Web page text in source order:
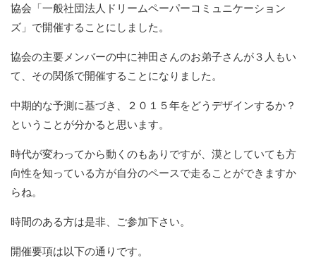
協会「一般社団法人ドリームペーパーコミュニケーション
ズ」で開催することにしました。
協会の主要メンバーの中に神田さんのお弟子さんが３人もい
て、その関係で開催することになりました。
中期的な予測に基づき、２０１５年をどうデザインするか？
ということが分かると思います。
時代が変わってから動くのもありですが、漠としていても方
向性を知っている方が自分のペースで走ることができますか
らね。
時間のある方は是非、ご参加下さい。
開催要項は以下の通りです。